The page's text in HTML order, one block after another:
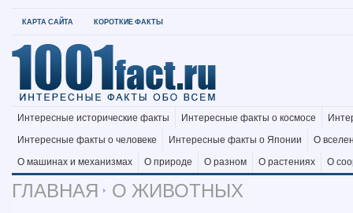
КАРТА САЙТА КОРОТКИЕ ФАКТЫ
Интересные исторические факты Интересные факты о космосе
Интересные факты о человеке
Интересные факты о Японии
О
О машинах и механизмах
О природе О разном О растениях О
ГЛАВНАЯ О ЖИВОТНЫХ